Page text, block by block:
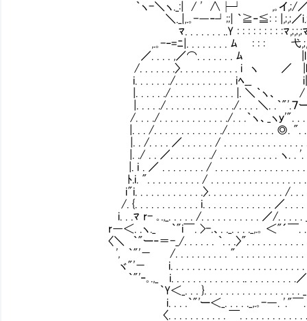
｀ヽ-＼ヽ._:| / ' ∧├┘ ,｡イ,;/
＼._|,.｡-―‐┘;;| ｀≧‐≦: : |,;,;／i.: |ﾏ.:i弋
ﾏ. . . . . . . ..Y : : : : : : : : :ﾏ,;,;,;ﾏ:
,.｡-‐=ﾆ|. . . . . . . . ﾑ : : : 弋,;,;,ﾄ:i ｀"'ー―" ,
／. . . . ,／⌒. . . . . . . ﾑ |l＞,｡
/. . . . . . .〉. . . . . . . . . . . i ヽ ／ |l ',
i. . . . . . ./. . . . . . . . . . . iﾍ__ i| | i
|. . . . . ./. . . . . . . . . . . . |. ＼｀ヽ、 /
|. . . . ./. . . . . . . . . . . . ./. . . .＼. .｀"'.７ー'""
/. . . ./. . . . . . . . . . . . ./. . .｀ヽ、_ヽｙ'". . . . . . .
|. . . /. . . . . . . . . . . . ./. . . . . . . . . ◎. ". . . . . .
|. . /. . . . ／. . . . . . / . . . . . . . . . . . . . . . . . . . .
|. ./ . . ／. . . . . . . ./ . . . . . . . . . . . ヽ. . '. . . . .
|. i . ／ . . . . . . . . / . . . . . . . . . . . . . . . . . . . . .
ﾄ.i. ". . . . . . . . . . / . . . . . . . . . . . . . . . . . . . . . .
i"i. . . . . . . . . . . . .〉. . . . . . . . . . . . . . /. . . . . . .
/. {. . . . . . . . . . . . i. . . . . . . . . . . . . ／. . . . . . . . .
i. . .ﾏ r- ｡.,_. . . . . /. . . . . . . . . . . ／/. . . . . ＿,.｡-
r―＜. .ヽ._ ｀"i￣. >-.、. ._. . . ._,.｡ ＜"´￣. . . . . . .
〈＼ ｀"ー‐＝-_/. . . . . . ｀. . .〉". . . . . . . . . . . . . .
', ｀"'－ /. . . . . . . . . . ". . . . . . . . . . . . . . . .／
ヾ"'－ i. . . . . . . . . . . . . . . . . . . . . . . . . ／. . .
｀"'‐｡.,_ i. . . . . . . . . . . . . .. . . . . . . . . .／. . . .
｀Y＜_. . . }. . . . . . . . . . . . . . . . . . _,.｡ -
i. . . .｀"'ー＜_. . . . ._,.｡-―. '."￣. . . . .
〈. . . . . . . . . . . ￣. . . . . . . . . . . . . . . .